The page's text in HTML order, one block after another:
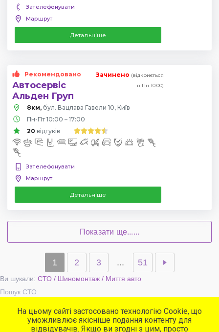
Зателефонувати
Маршрут
Детальніше
Рекомендовано
Автосервіс
Альден Груп
Зачинено (відкриється
в Пн 10:00)
8км, бул. Вацлава Гавели 10, Київ
Пн-Пт 10:00 – 17:00
20 відгуків
Зателефонувати
Маршрут
Детальніше
Показати ще......
1 2 3 ... 51
Ви шукали: СТО / Шиномонтаж / Миття авто
Пошук СТО
Популярні сервіси
СТО
На цьому сайті застосовано технологію Cookie, що
уможливлює якісніше подання контенту для
відвідувачів. Якщо ви згодні з цим, просто